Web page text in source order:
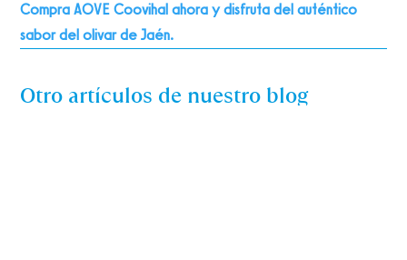
Compra AOVE Coovihal ahora y disfruta del auténtico
sabor del olivar de Jaén.
Otro artículos de nuestro blog